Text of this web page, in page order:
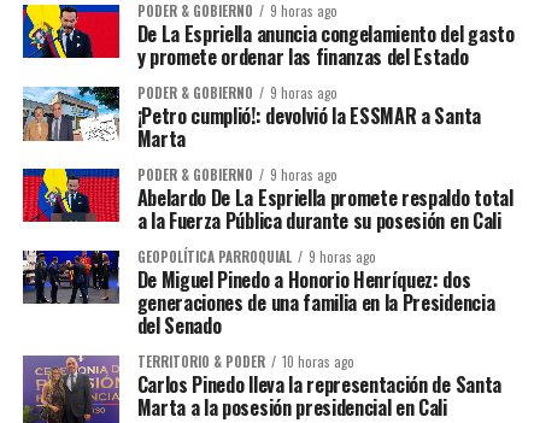
PODER & GOBIERNO 9 horas ago
De La Espriella anuncia congelamiento del gasto
y promete ordenar las finanzas del Estado
PODER & GOBIERNO 9 horas ago
¡Petro cumplió!: devolvió la ESSMAR a Santa
Marta
PODER & GOBIERNO 9 horas ago
Abelardo De La Espriella promete respaldo total
a la Fuerza Pública durante su posesión en Cali
GEOPOLÍTICA PARROQUIAL 9 horas ago
De Miguel Pinedo a Honorio Henríquez: dos
generaciones de una familia en la Presidencia
del Senado
TERRITORIO & PODER 10 horas ago
Carlos Pinedo lleva la representación de Santa
Marta a la posesión presidencial en Cali